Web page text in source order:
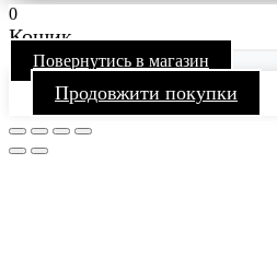
0
Кошик
Повернутись в магазин
Продовжити покупки